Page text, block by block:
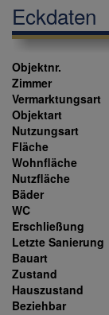
Eckdaten
Objektnr.
Zimmer
Vermarktungsart
Objektart
Nutzungsart
Fläche
Wohnfläche
Nutzfläche
Bäder
WC
Erschließung
Letzte Sanierung
Bauart
Zustand
Hauszustand
Beziehbar